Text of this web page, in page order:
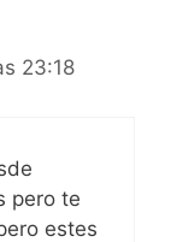
23:18
pero te
estes